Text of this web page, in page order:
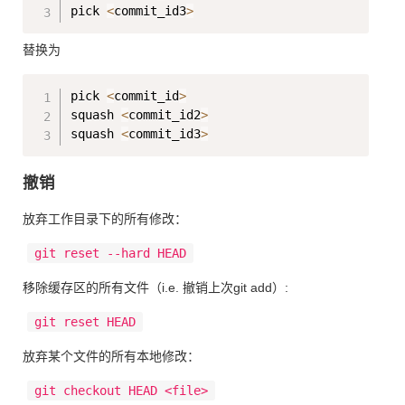
pick <commit_id3>
替换为
pick <commit_id>
squash <commit_id2>
squash <commit_id3>
撤销
放弃工作目录下的所有修改：
git reset --hard HEAD
移除缓存区的所有文件（i.e. 撤销上次git add）:
git reset HEAD
放弃某个文件的所有本地修改：
git checkout HEAD <file>